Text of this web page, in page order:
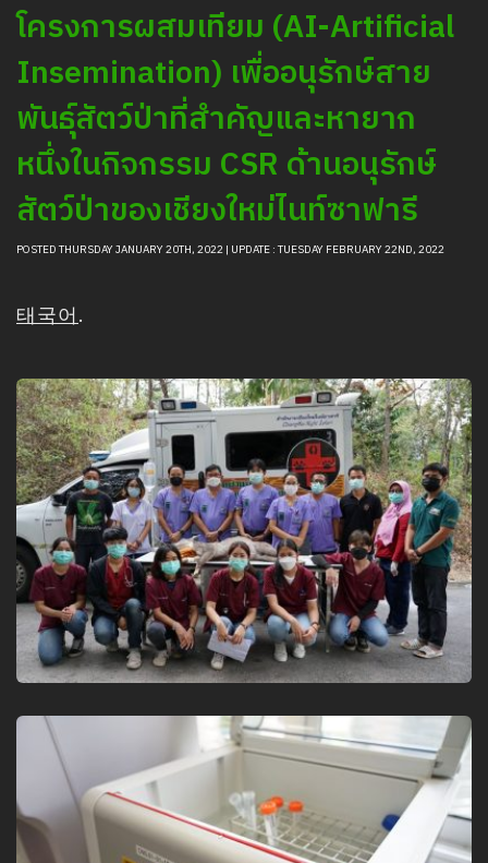
โครงการผสมเทียม (AI-Artificial
Insemination) เพื่ออนุรักษ์สาย
พันธุ์สัตว์ป่าที่สำคัญและหายาก
หนึ่งในกิจกรรม CSR ด้านอนุรักษ์
สัตว์ป่าของเชียงใหม่ไนท์ซาฟารี
POSTED THURSDAY JANUARY 20TH, 2022 | UPDATE : TUESDAY FEBRUARY 22ND, 2022
태국어.